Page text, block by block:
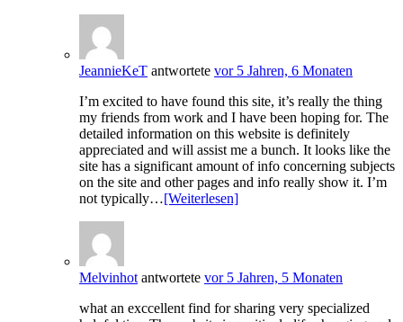
JeannieKeT antwortete vor 5 Jahren, 6 Monaten
I’m excited to have found this site, it’s really the thing
my friends from work and I have been hoping for. The
detailed information on this website is definitely
appreciated and will assist me a bunch. It looks like the
site has a significant amount of info concerning subjects
on the site and other pages and info really show it. I’m
not typically…[Weiterlesen]
Melvinhot antwortete vor 5 Jahren, 5 Monaten
what an exccellent find for sharing very specialized